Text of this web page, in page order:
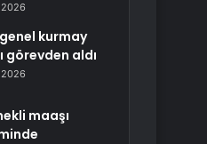
kurmay
görevden aldı
maaşı